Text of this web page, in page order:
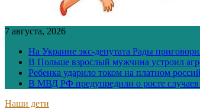
7 августа, 2026
На Украине экс-депутата Рады
В Польше взрослый мужчина устроил
Ребенка ударило током на платном
В МВД РФ предупредили о росте
Наши дети